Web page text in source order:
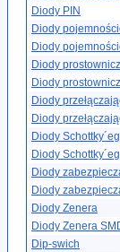
Diody PIN
Diody
Diody
Diody
Diody
Diody
Diody
Diody
Diody
Diody
Diody
Diody Zenera
Diody Zenera
Dip-swich